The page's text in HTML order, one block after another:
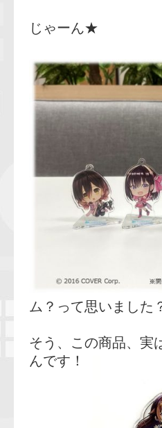
じゃーん★
ム？って思いました
そう、この商品、実
んです！